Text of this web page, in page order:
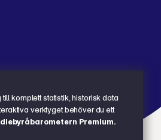
till komplett statistik, historisk data
verktyget behöver du ett
Premium.